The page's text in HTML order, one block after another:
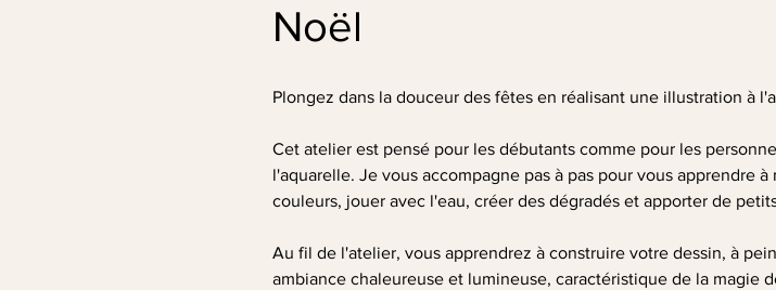
Noël
Plongez dans la douceur des fêtes en réalisant une illustration à
Cet atelier est pensé pour les débutants comme pour les
l'aquarelle. Je vous accompagne pas à pas pour vous apprendre
couleurs, jouer avec l'eau, créer des dégradés et apporter de
Au fil de l'atelier, vous apprendrez à construire votre dessin, à
ambiance chaleureuse et lumineuse, caractéristique de la magie